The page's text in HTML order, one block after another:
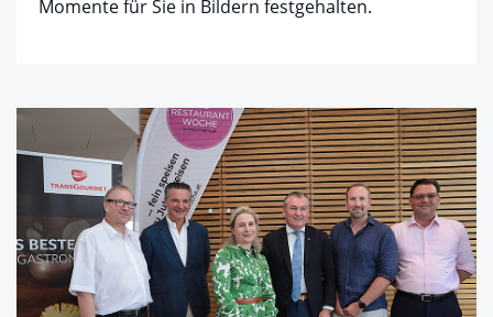
Momente für Sie in Bildern festgehalten.